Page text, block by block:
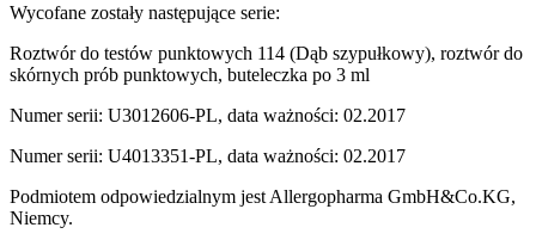
Wycofane zostały następujące serie:
Roztwór do testów punktowych 114 (Dąb szypułkowy), roztwór do
skórnych prób punktowych, buteleczka po 3 ml
Numer serii: U3012606-PL, data ważności: 02.2017
Numer serii: U4013351-PL, data ważności: 02.2017
Podmiotem odpowiedzialnym jest Allergopharma GmbH&Co.KG,
Niemcy.